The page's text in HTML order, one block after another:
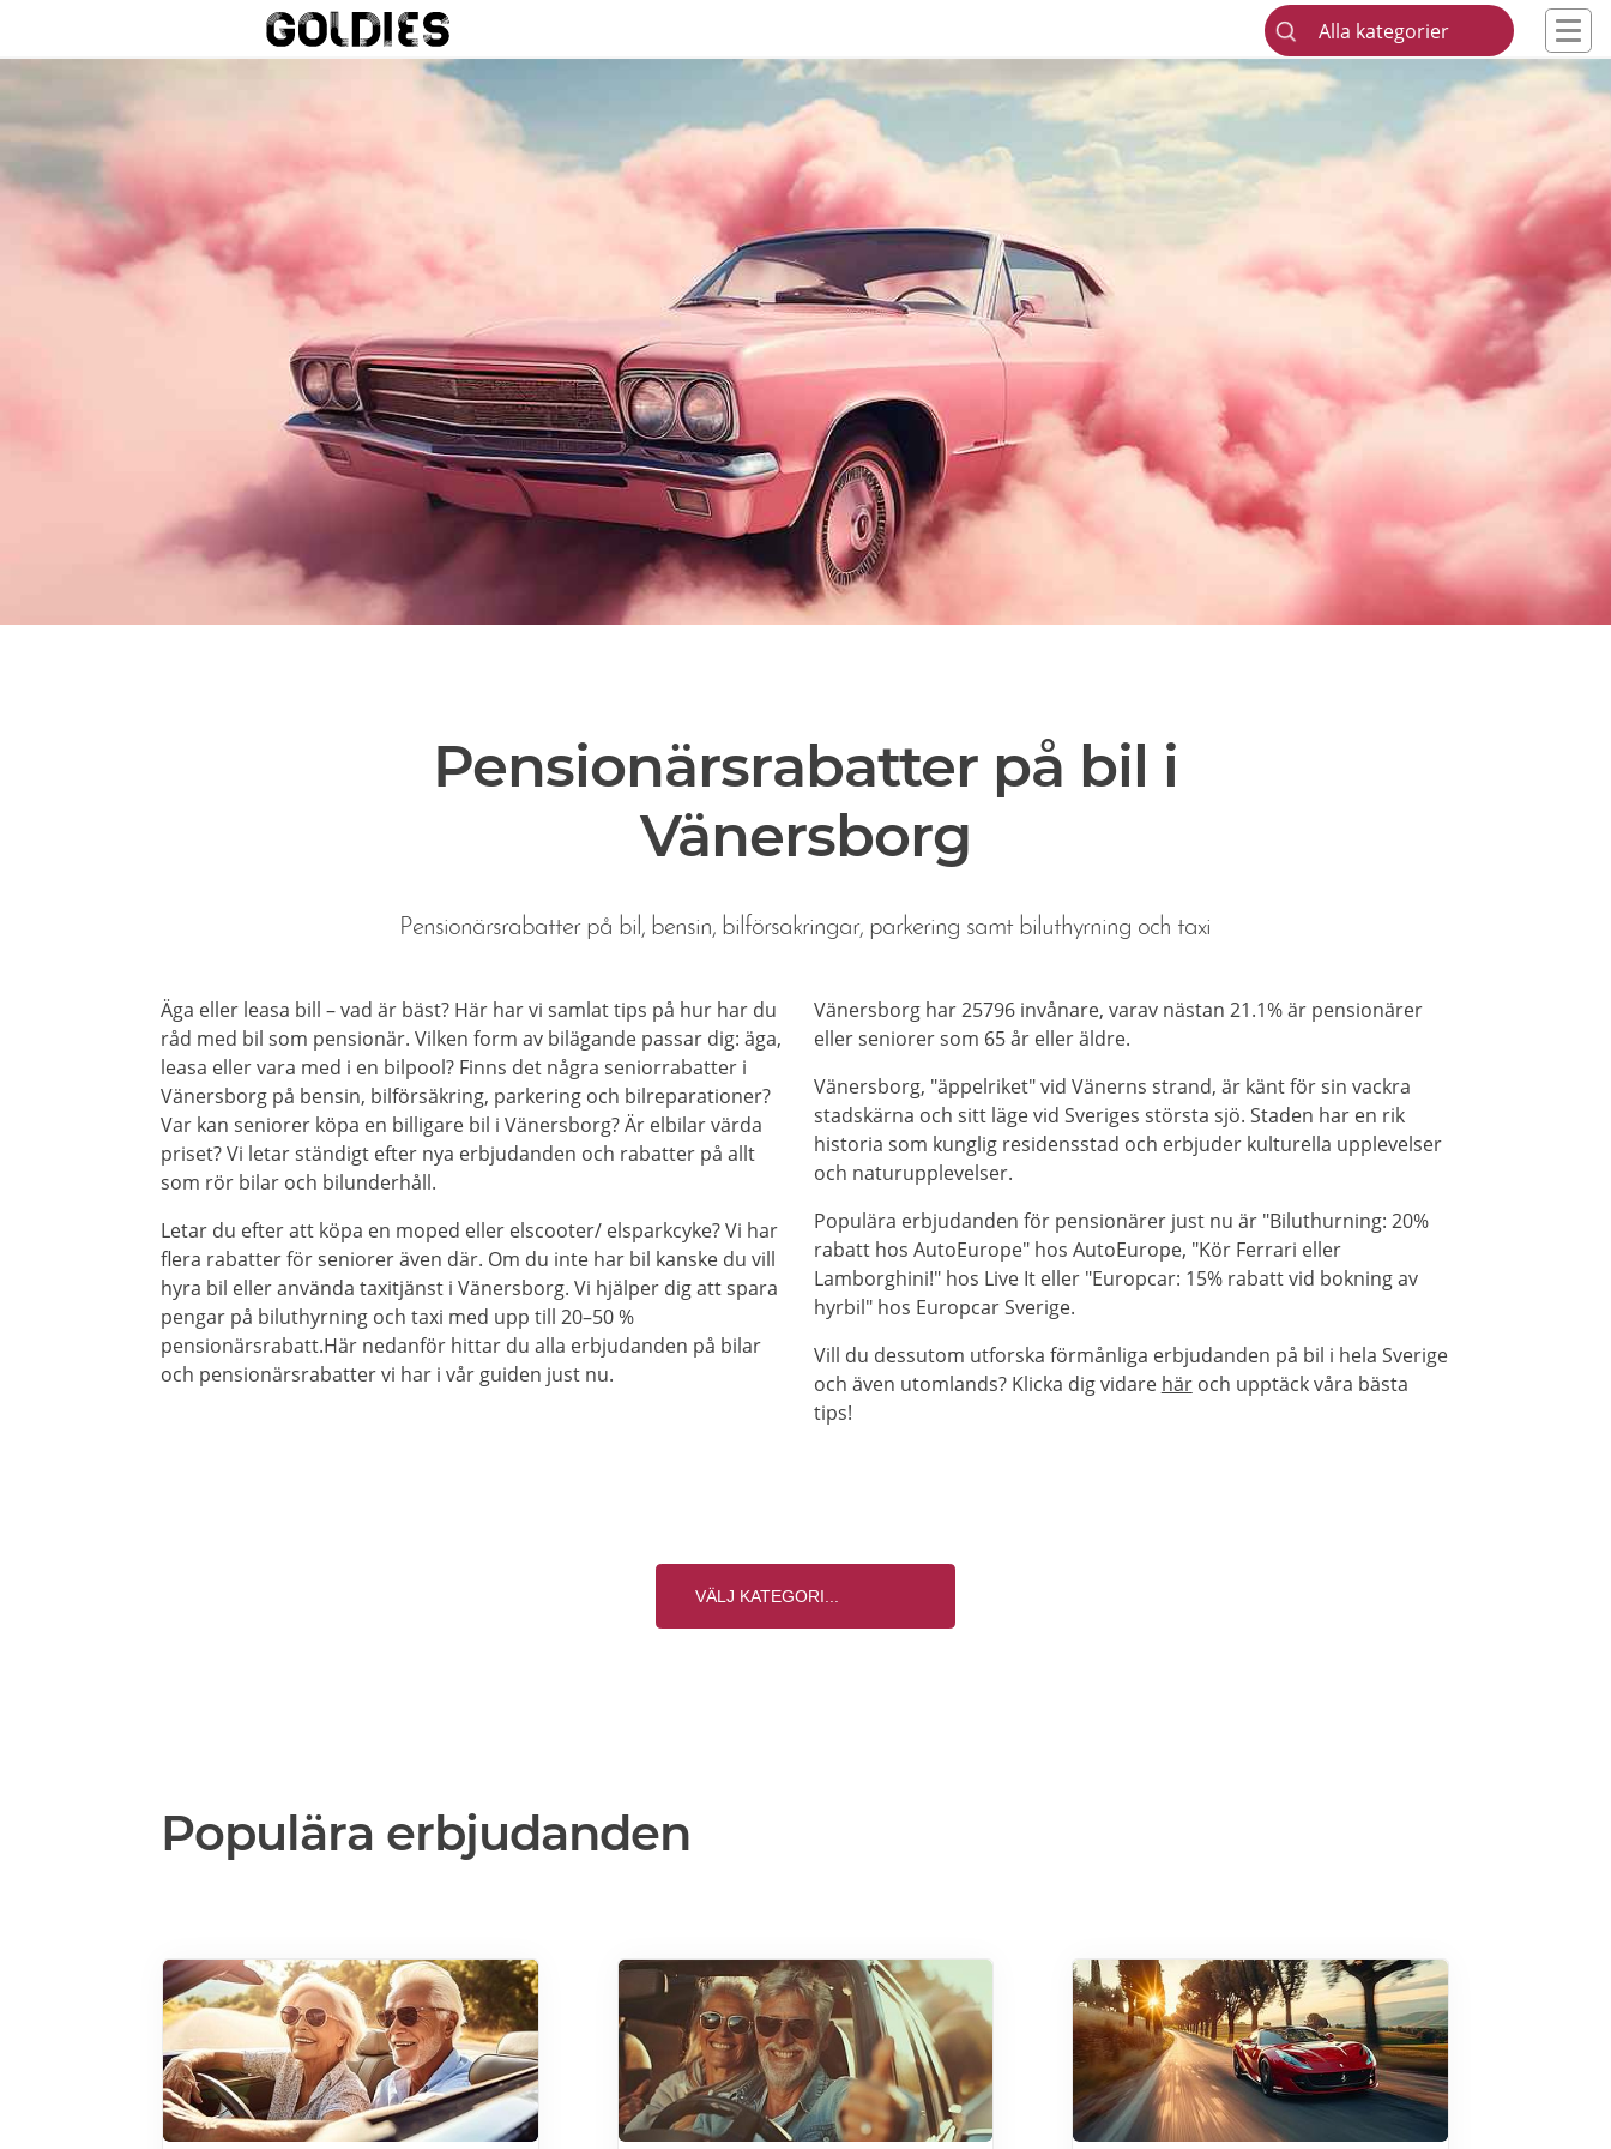
Alla kategorier
Pensionärsrabatter på bil i
Vänersborg
Pensionärsrabatter på bil, bensin, bilförsakringar, parkering samt biluthyrning och taxi
Äga eller leasa bill – vad är bäst? Här har vi samlat tips på hur har du
råd med bil som pensionär. Vilken form av bilägande passar dig: äga,
leasa eller vara med i en bilpool? Finns det några seniorrabatter i
Vänersborg på bensin, bilförsäkring, parkering och bilreparationer?
Var kan seniorer köpa en billigare bil i Vänersborg? Är elbilar värda
priset? Vi letar ständigt efter nya erbjudanden och rabatter på allt
som rör bilar och bilunderhåll.
Letar du efter att köpa en moped eller elscooter/ elsparkcyke? Vi har
flera rabatter för seniorer även där. Om du inte har bil kanske du vill
hyra bil eller använda taxitjänst i Vänersborg. Vi hjälper dig att spara
pengar på biluthyrning och taxi med upp till 20–50 %
pensionärsrabatt.Här nedanför hittar du alla erbjudanden på bilar
och pensionärsrabatter vi har i vår guiden just nu.
Vänersborg har 25796 invånare, varav nästan 21.1% är pensionärer
eller seniorer som 65 år eller äldre.
Vänersborg, "äppelriket" vid Vänerns strand, är känt för sin vackra
stadskärna och sitt läge vid Sveriges största sjö. Staden har en rik
historia som kunglig residensstad och erbjuder kulturella upplevelser
och naturupplevelser.
Populära erbjudanden för pensionärer just nu är "Biluthurning: 20%
rabatt hos AutoEurope" hos AutoEurope, "Kör Ferrari eller
Lamborghini!" hos Live It eller "Europcar: 15% rabatt vid bokning av
hyrbil" hos Europcar Sverige.
Vill du dessutom utforska förmånliga erbjudanden på bil i hela Sverige
och även utomlands? Klicka dig vidare häroch upptäck våra bästa
tips!
Populära erbjudanden